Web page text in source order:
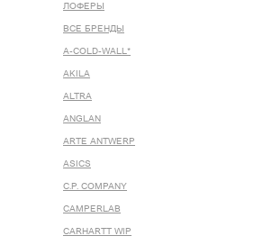
ЛОФЕРЫ
ВСЕ БРЕНДЫ
A-COLD-WALL*
AKILA
ALTRA
ANGLAN
ARTE ANTWERP
ASICS
C.P. COMPANY
CAMPERLAB
CARHARTT WIP